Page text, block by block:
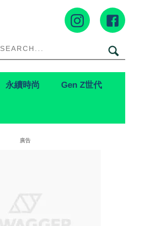
永續時尚 Gen Z世代
廣告